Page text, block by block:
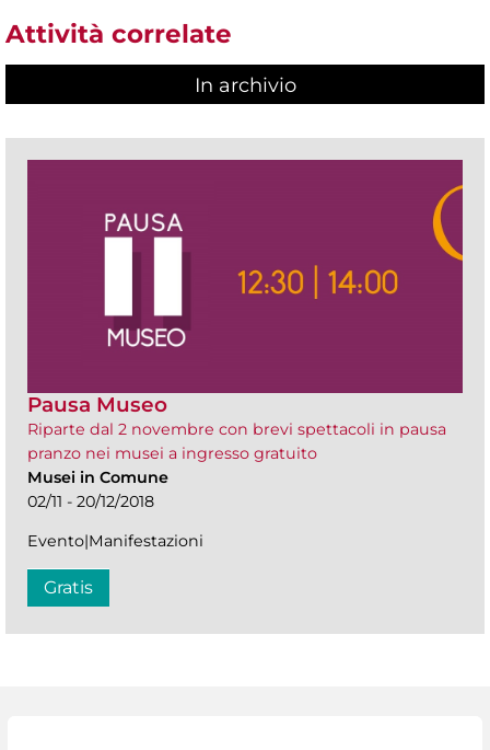
Attività correlate
In archivio
Pausa Museo
Riparte dal 2 novembre con brevi spettacoli in pausa
pranzo nei musei a ingresso gratuito
Musei in Comune
02/11 - 20/12/2018
Evento|Manifestazioni
Gratis